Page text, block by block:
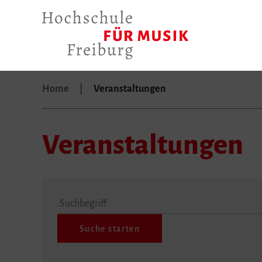
Home Veranstaltungen
Veranstaltungen
Suchbegriff